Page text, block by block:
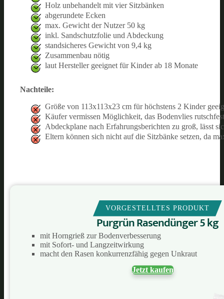
Holz unbehandelt mit vier Sitzbänken
abgerundete Ecken
max. Gewicht der Nutzer 50 kg
inkl. Sandschutzfolie und Abdeckung
standsicheres Gewicht von 9,4 kg
Zusammenbau nötig
laut Hersteller geeignet für Kinder ab 18 Monate
Nachteile:
Größe von 113x113x23 cm für höchstens 2 Kinder
Käufer vermissen Möglichkeit, das Bodenvlies
Abdeckplane nach Erfahrungsberichten zu groß, lässt
Eltern können sich nicht auf die Sitzbänke setzen, da
VORGESTELLTES PRODUKT
Purgrün Rasendünger 5 kg
mit Horngrieß zur Bodenverbesserung
mit Sofort- und Langzeitwirkung
macht den Rasen konkurrenzfähig gegen Unkraut
Jetzt kaufen